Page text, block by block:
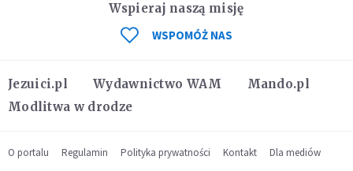
Jezuici.pl Wydawnictwo WAM
Mando.pl
Modlitwa w drodze
Wspieraj naszą misję
WSPOMÓŻ NAS
O portalu Regulamin Polityka prywatności Kontakt
Dla mediów